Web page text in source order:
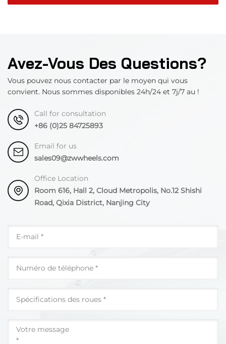
Avez-Vous Des Questions?
Vous pouvez nous contacter par le moyen qui vous
convient. Nous sommes disponibles 24h/24 et 7j/7 au !
Call for consultation
+86 (0)25 84725893
Email for us
sales09@zwwheels.com
Office Location
Room 616, Hall 2, Cloud Metropolis, No.12 Shishi
Road, Qixia District, Nanjing City